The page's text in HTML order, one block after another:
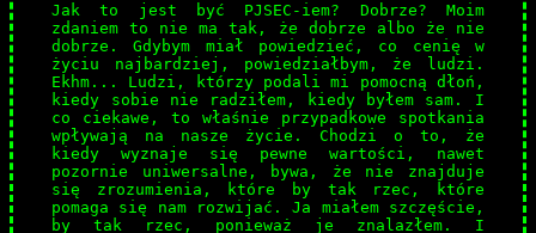
Jak to jest być PJSEC-iem? Dobrze? Moim
zdaniem to nie ma tak, że dobrze albo że nie
dobrze. Gdybym miał powiedzieć, co cenię w
życiu najbardziej, powiedziałbym, że ludzi.
Ekhm... Ludzi, którzy podali mi pomocną dłoń,
kiedy sobie nie radziłem, kiedy byłem sam. I
co ciekawe, to właśnie przypadkowe spotkania
wpływają na nasze życie. Chodzi o to, że
kiedy wyznaje się pewne wartości, nawet
pozornie uniwersalne, bywa, że nie znajduje
się zrozumienia, które by tak rzec, które
pomaga się nam rozwijać. Ja miałem szczęście,
by tak rzec, ponieważ je znalazłem. I